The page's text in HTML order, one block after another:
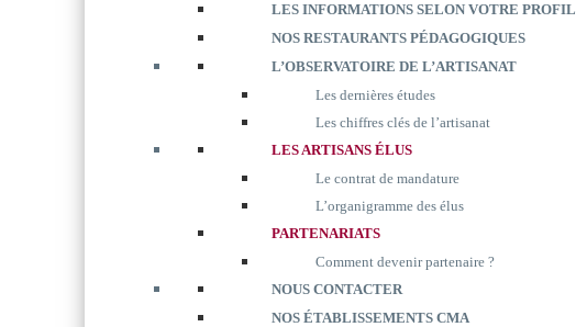
LES INFORMATIONS SELON VOTRE PROFIL
NOS RESTAURANTS PÉDAGOGIQUES
L’OBSERVATOIRE DE L’ARTISANAT
Les dernières études
Les chiffres clés de l’artisanat
LES ARTISANS ÉLUS
Le contrat de mandature
L’organigramme des élus
PARTENARIATS
Comment devenir partenaire ?
NOUS CONTACTER
NOS ÉTABLISSEMENTS CMA